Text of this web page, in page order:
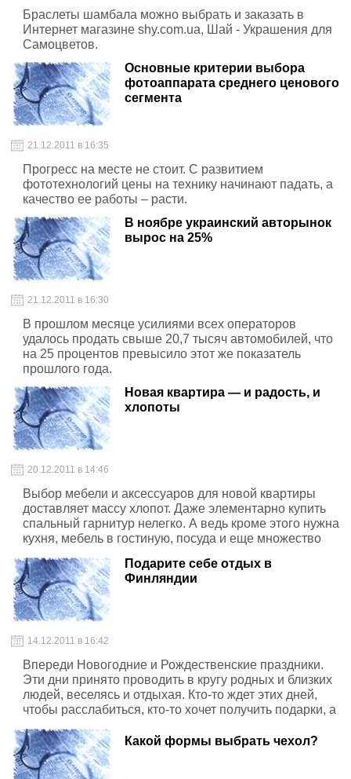
Браслеты шамбала можно выбрать и заказать в
Интернет магазине shy.com.ua, Шай - Украшения для
Самоцветов.
Основные критерии выбора
фотоаппарата среднего ценового
сегмента
21.12.2011 в 16:35
Прогресс на месте не стоит. С развитием
фототехнологий цены на технику начинают падать, а
качество ее работы – расти.
В ноябре украинский авторынок
вырос на 25%
21.12.2011 в 16:30
В прошлом месяце усилиями всех операторов
удалось продать свыше 20,7 тысяч автомобилей, что
на 25 процентов превысило этот же показатель
прошлого года.
Новая квартира — и радость, и
хлопоты
20.12.2011 в 14:46
Выбор мебели и аксессуаров для новой квартиры
доставляет массу хлопот. Даже элементарно купить
спальный гарнитур нелегко. А ведь кроме этого нужна
кухня, мебель в гостиную, посуда и еще множество
Подарите себе отдых в
Финляндии
14.12.2011 в 16:42
Впереди Новогодние и Рождественские праздники.
Эти дни принято проводить в кругу родных и близких
людей, веселясь и отдыхая. Кто-то ждет этих дней,
чтобы расслабиться, кто-то хочет получить подарки, а
практически все любят эти праздники — за ощущение
сказки, за красоту на улицах, за морозную и снежную
погоду.
Какой формы выбрать чехол?